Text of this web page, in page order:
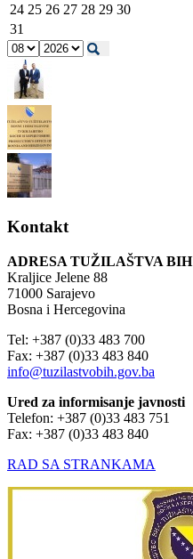
24 25 26 27 28 29 30
31
Kontakt
ADRESA TUŽILAŠTVA BIH
Kraljice Jelene 88
71000 Sarajevo
Bosna i Hercegovina
Tel: +387 (0)33 483 700
Fax: +387 (0)33 483 840
info@tuzilastvobih.gov.ba
Ured za informisanje javnosti
Telefon: +387 (0)33 483 751
Fax: +387 (0)33 483 840
RAD SA STRANKAMA